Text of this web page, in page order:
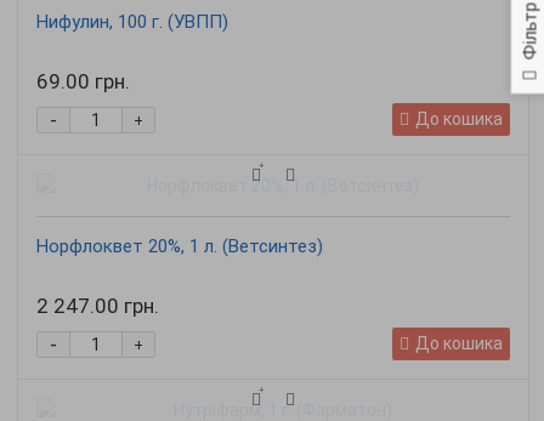
Фільтр
Нифулин, 100 г. (УВПП)
69.00 грн.
+
- До кошика
Норфлоквет 20%, 1 л. (Ветсинтез)
2 247.00 грн.
+
- До кошика